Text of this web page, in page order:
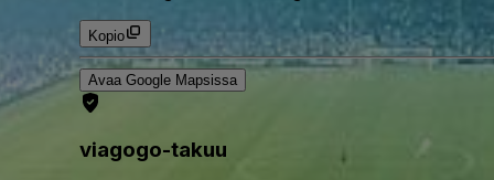
Kopio
Avaa Google Mapsissa
viagogo-takuu